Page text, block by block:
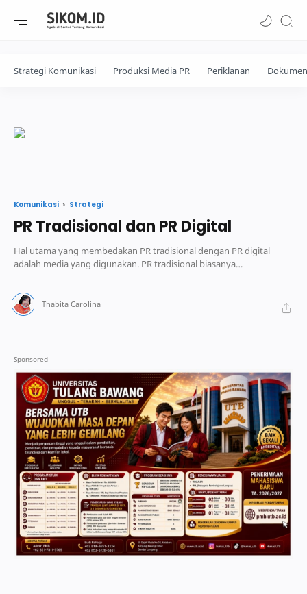
Strategi Komunikasi Produksi Media PR Periklanan
Komunikasi Strategi
PR Tradisional dan PR Digital
Hal utama yang membedakan PR tradisional dengan PR digital
adalah media yang digunakan. PR tradisional biasanya